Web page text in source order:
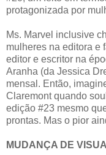
protagonizada por
Ms. Marvel inclusive
mulheres na editora e
editor e escritor na
Aranha (da Jessica
mensal. Então,
Claremont quando
edição #23 mesmo
prontas. Mas o pior
MUDANÇA DE